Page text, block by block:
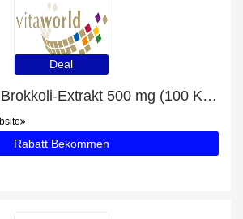
Deal
3% Rabatt auf Brokkoli-Extrakt 500 mg (100 Kps)
Rabatt Bekommen